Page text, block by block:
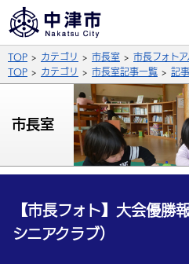
背景
青
文字の大
拡大 標準
公式SNS
X (Twitter)
サイト内検索
総合メニュー
くらしの情報
TOP カテゴリ 市長室 市長フォトア
TOP
カテゴリ 市長室記事一覧 記
市長室
【市長フォト】大会優勝
シニアクラブ）